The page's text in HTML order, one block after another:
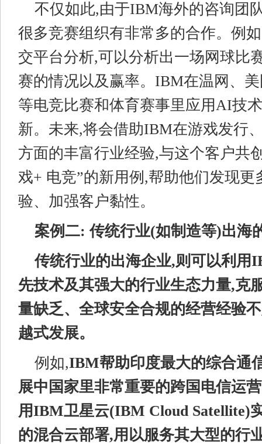
不仅如此,由于IBM海外的咨询团
很多竞赛组织有非常多的合作。例
交平台分析,可以分析出一场网球比
赛的情况以及赢率。IBM在温网、美
等电竞比赛和体育赛事里应用AI技
新。未来,将会借助IBM在游戏发行
方面的丰富行业经验,与这个客户共
戏+ 电竞”的新用例,帮助他们发现更
验、加强客户黏性。
案例二: 传统行业(如制造等)出海
传统行业的出海企业,则可以利用
先技术及其强大的行业生态力量,克
量缺乏、全球安全合规的经营经验
越式发展。
例如,IBM帮助印度最大的综合通
展中国家里非常重要的跨国电信运营
用IBM卫星云(IBM Cloud Satellite)
的混合云部署,用以服务其大型的行